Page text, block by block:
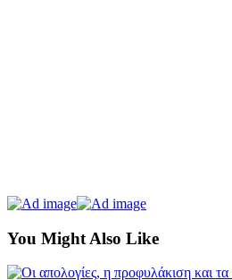
You Might Also Like